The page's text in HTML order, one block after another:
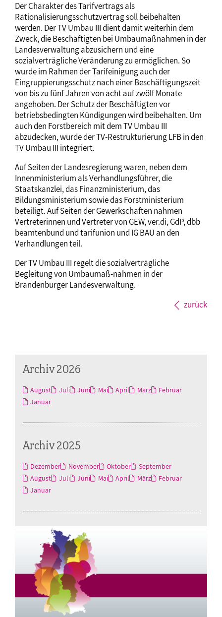
Der Charakter des Tarifvertrags als
Rationalisierungsschutzvertrag soll beibehalten
werden. Der TV Umbau III dient damit weiterhin dem
Zweck, die Beschäftigten bei Umbaumaßnahmen in der
Landesverwaltung abzusichern und eine
sozialverträgliche Veränderung zu ermöglichen. So
wurde im Rahmen der Tarifeinigung auch der
Eingruppierungsschutz nach einer Beschäftigungszeit
von bis zu fünf Jahren von acht auf zwölf Monate
angehoben. Der Schutz der Beschäftigten vor
betriebsbedingten Kündigungen wird beibehalten. Um
auch den Forstbereich mit dem TV Umbau III
abzudecken, wurde der TV-Restrukturierung LFB in den
TV Umbau III integriert.
Auf Seiten der Landesregierung waren, neben dem
Innenministerium als Verhandlungsführer, die
Staatskanzlei, das Finanzministerium, das
Bildungsministerium sowie das Forstministerium
beteiligt. Auf Seiten der Gewerkschaften nahmen
Vertreterinnen und Vertreter von GEW, ver.di, GdP, dbb
beamtenbund und tarifunion und IG BAU an den
Verhandlungen teil.
Der TV Umbau III regelt die sozialverträgliche
Begleitung von Umbaumaß-nahmen in der
Brandenburger Landesverwaltung.
zurück
Archiv 2026
August Juli Juni Mai April März
Februar
Januar
Archiv 2025
Dezember November Oktober
September
August
Juli Juni Mai April März
Februar
Januar